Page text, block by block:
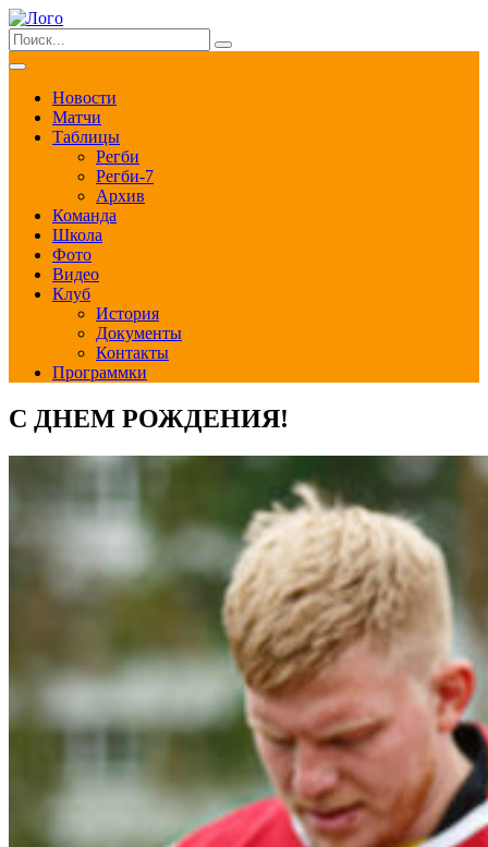
Новости
Матчи
Таблицы
Регби
Регби-7
Архив
Команда
Школа
Фото
Видео
Клуб
История
Документы
Контакты
Программки
С ДНЕМ РОЖДЕНИЯ!